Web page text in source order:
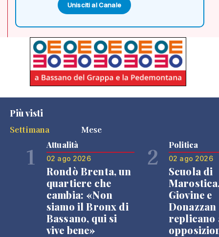
Unisciti al Canale
Più visti
Settimana
Mese
1 Attualità
02 ago 2026
Rondò Brenta, un
quartiere che
cambia: «Non
siamo il Bronx di
Bassano, qui si
vive bene»
2 Politica
02 ago 2026
Scuola di
Giovine e
Donazzan
replicano